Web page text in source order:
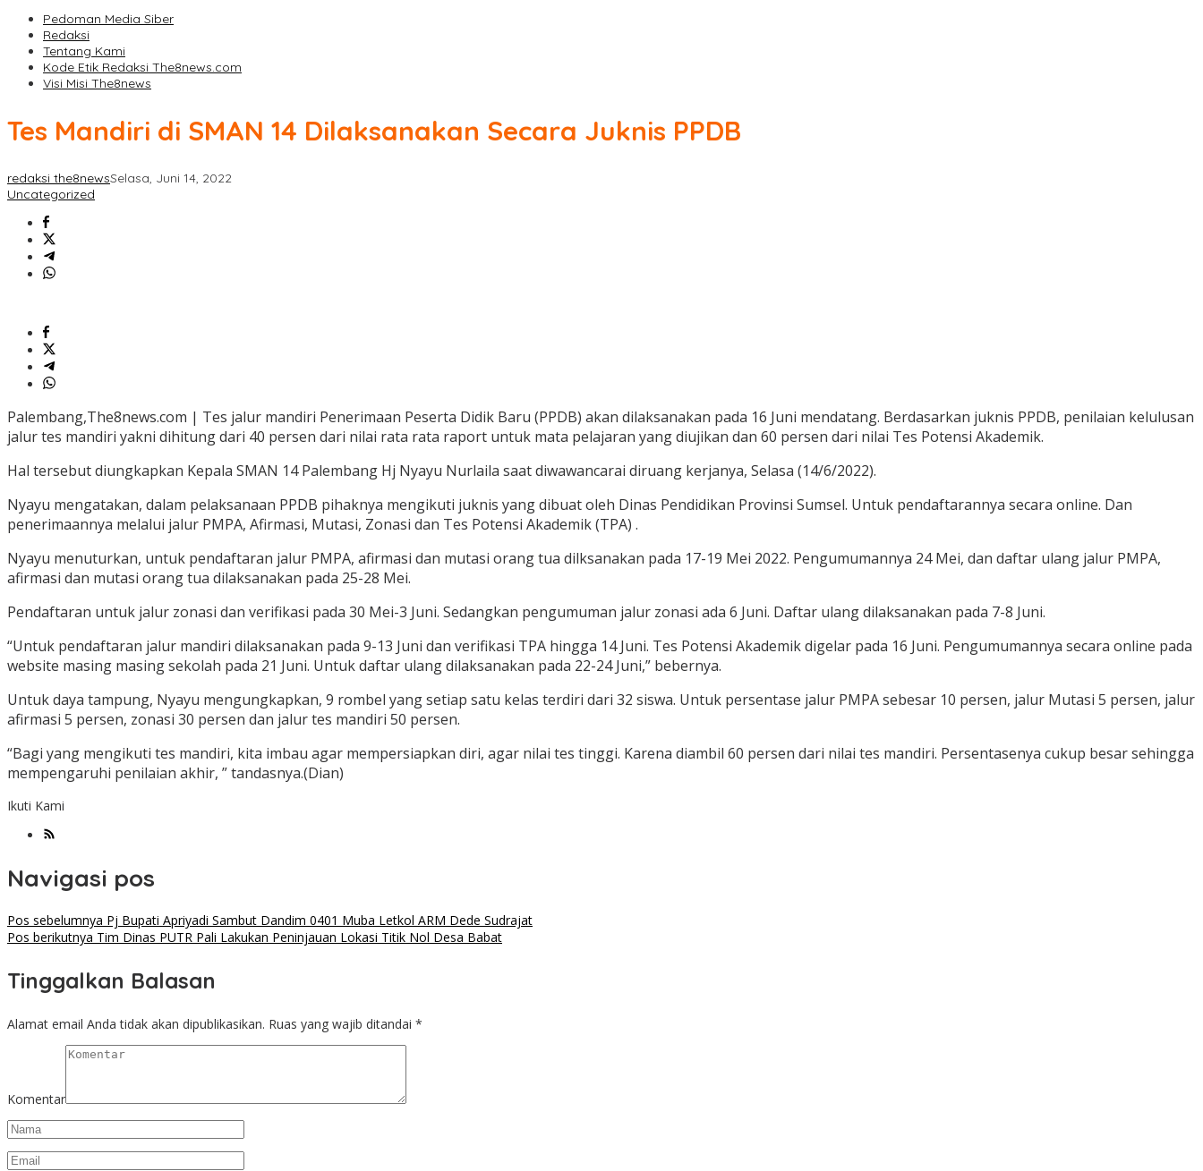
Pedoman Media Siber
Redaksi
Tentang Kami
Kode Etik Redaksi The8news.com
Visi Misi The8news
Tes Mandiri di SMAN 14 Dilaksanakan Secara Juknis PPDB
redaksi the8newsSelasa, Juni 14, 2022
Uncategorized
Palembang,The8news.com | Tes jalur mandiri Penerimaan Peserta Didik Baru (PPDB) akan dilaksanakan pada 16 Juni mendatang. Berdasarkan juknis PPDB, penilaian kelulusan
jalur tes mandiri yakni dihitung dari 40 persen dari nilai rata rata raport untuk mata pelajaran yang diujikan dan 60 persen dari nilai Tes Potensi Akademik.
Hal tersebut diungkapkan Kepala SMAN 14 Palembang Hj Nyayu Nurlaila saat diwawancarai diruang kerjanya, Selasa (14/6/2022).
Nyayu mengatakan, dalam pelaksanaan PPDB pihaknya mengikuti juknis yang dibuat oleh Dinas Pendidikan Provinsi Sumsel. Untuk pendaftarannya secara online. Dan
penerimaannya melalui jalur PMPA, Afirmasi, Mutasi, Zonasi dan Tes Potensi Akademik (TPA) .
Nyayu menuturkan, untuk pendaftaran jalur PMPA, afirmasi dan mutasi orang tua dilksanakan pada 17-19 Mei 2022. Pengumumannya 24 Mei, dan daftar ulang jalur PMPA,
afirmasi dan mutasi orang tua dilaksanakan pada 25-28 Mei.
Pendaftaran untuk jalur zonasi dan verifikasi pada 30 Mei-3 Juni. Sedangkan pengumuman jalur zonasi ada 6 Juni. Daftar ulang dilaksanakan pada 7-8 Juni.
“Untuk pendaftaran jalur mandiri dilaksanakan pada 9-13 Juni dan verifikasi TPA hingga 14 Juni. Tes Potensi Akademik digelar pada 16 Juni. Pengumumannya secara online pada
website masing masing sekolah pada 21 Juni. Untuk daftar ulang dilaksanakan pada 22-24 Juni,” bebernya.
Untuk daya tampung, Nyayu mengungkapkan, 9 rombel yang setiap satu kelas terdiri dari 32 siswa. Untuk persentase jalur PMPA sebesar 10 persen, jalur Mutasi 5 persen, jalur
afirmasi 5 persen, zonasi 30 persen dan jalur tes mandiri 50 persen.
“Bagi yang mengikuti tes mandiri, kita imbau agar mempersiapkan diri, agar nilai tes tinggi. Karena diambil 60 persen dari nilai tes mandiri. Persentasenya cukup besar sehingga
mempengaruhi penilaian akhir, ” tandasnya.(Dian)
Ikuti Kami
Navigasi pos
Pos sebelumnya Pj Bupati Apriyadi Sambut Dandim 0401 Muba Letkol ARM Dede Sudrajat
Pos berikutnya Tim Dinas PUTR Pali Lakukan Peninjauan Lokasi Titik Nol Desa Babat
Tinggalkan Balasan
Alamat email Anda tidak akan dipublikasikan. Ruas yang wajib ditandai *
Komentar